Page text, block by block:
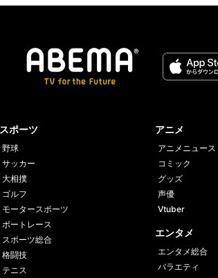
スポーツ
野球
サッカー
大相撲
ゴルフ
モータースポーツ
ボートレース
スポーツ総合
格闘技
テニス
アニメ
アニメニュース
コミック
グッズ
声優
Vtuber
エンタメ
エンタメ総合
バラエティ